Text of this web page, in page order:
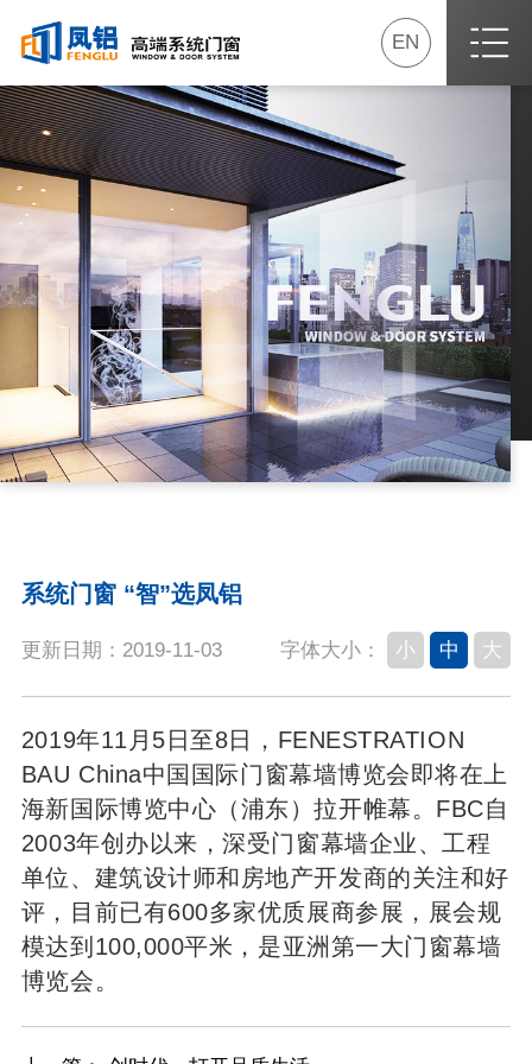
EN
首页
关于我们
最新动态
产品专区
我要加盟
服务专区
系统门窗 “智”选凤铝
字体大小： 小 中 大
更新日期：2019-11-03
2019年11月5日至8日，FENESTRATION
BAU China中国国际门窗幕墙博览会即将在上
海新国际博览中心（浦东）拉开帷幕。FBC自
2003年创办以来，深受门窗幕墙企业、工程
单位、建筑设计师和房地产开发商的关注和好
评，目前已有600多家优质展商参展，展会规
模达到100,000平米，是亚洲第一大门窗幕墙
博览会。